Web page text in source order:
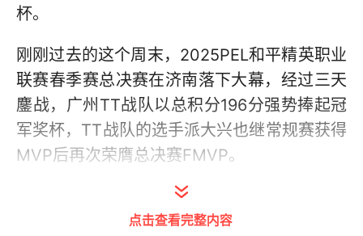
杯。
刚刚过去的这个周末，2025PEL和平精英职业
联赛春季赛总决赛在济南落下大幕，经过三天
鏖战，广州TT战队以总积分196分强势捧起冠
军奖杯，TT战队的选手派大兴也继常规赛获得
MVP后再次荣膺总决赛FMVP。
广州TT常规赛就表现出色，获得积分第一，进
入总决赛后，第一天即建立起超过20分的领先
点击查看完整内容